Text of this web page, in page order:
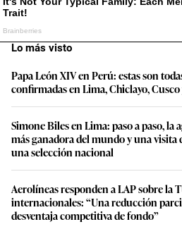
Lo más visto
Papa León XIV en Perú: estas son
confirmadas en Lima, Chiclayo,
Simone Biles en Lima: paso a paso, la
más ganadora del mundo y una visita
una selección nacional
Aerolíneas responden a LAP sobre la
internacionales: “Una reducción
desventaja competitiva de fondo”